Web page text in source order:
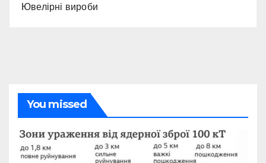
Ювелірні вироби
You missed